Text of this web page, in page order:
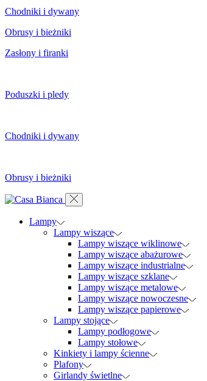
Chodniki i dywany
Obrusy i bieżniki
Zasłony i firanki
Poduszki i pledy
Chodniki i dywany
Obrusy i bieżniki
Lampy
Lampy wiszące
Lampy wiszące wiklinowe
Lampy wiszące abażurowe
Lampy wiszące industrialne
Lampy wiszące szklane
Lampy wiszące metalowe
Lampy wiszące nowoczesne
Lampy wiszące papierowe
Lampy stojące
Lampy podłogowe
Lampy stołowe
Kinkiety i lampy ścienne
Plafony
Girlandy świetlne